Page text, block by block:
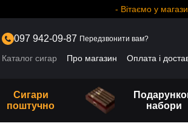
- Вітаємо у
097 942-09-87 Передзвонити вам?
Каталог сигар Про магазин Оплата і
Сигари
поштучно
набори